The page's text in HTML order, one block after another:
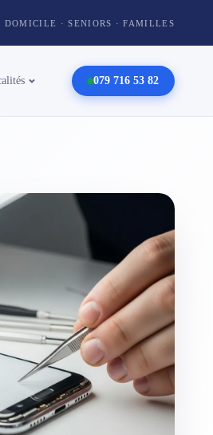
DOMICILE · SENIORS · FAMILLES
079 716 53 82